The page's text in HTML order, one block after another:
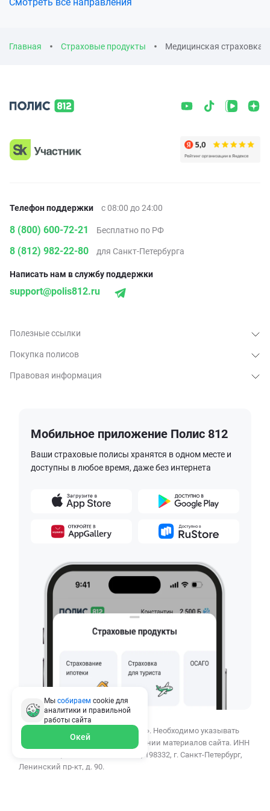
Смотреть все направления
Главная Страховые продукты Медицинская страховка
Полезные ссылки
Покупка полисов
Правовая информация
Телефон поддержки с 08:00 до 24:00
8 (800) 600-72-21 Бесплатно по РФ
8 (812) 982-22-80 для Санкт-Петербурга
Написать нам в службу поддержки
support@polis812.ru
Мобильное приложение Полис 812
Ваши страховые полисы хранятся в одном месте и
доступны в любое время, даже без интернета
© 2010–2026 ООО «СВЦ ПОЛИС812». Необходимо указывать
ссылку polis812.ru при использовании материалов сайта. ИНН
7807384453, ОГРН 1137847389162, 198332, г. Санкт-Петербург,
Ленинский пр-кт, д. 90.
Мы собираем cookie для
аналитики и правильной
работы сайта
Окей